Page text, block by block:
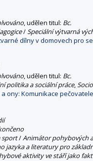
, udělen titul: Bc.
/Speciální výtvarná
dílny v domovech pro
, udělen titul: Bc.
politika a sociální práce,
a ony: Komunikace
sport/Animátor pohybových
jazyka a literatury pro
aktivity ve stáří jako